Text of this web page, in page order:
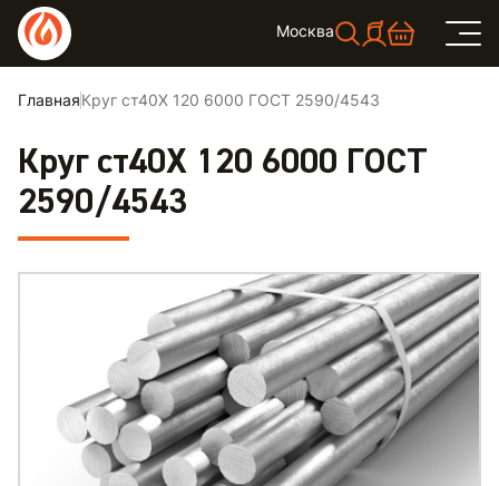
Москва
ГлавнаяКруг ст40Х 120 6000 ГОСТ 2590/4543
Круг ст40Х 120 6000 ГОСТ
2590/4543